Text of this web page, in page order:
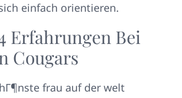
einfach orientieren.
Erfahrungen Bei
Cougars